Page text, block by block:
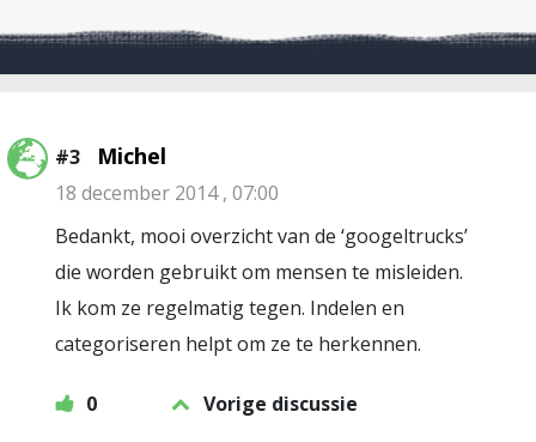
#3 Michel
18 december 2014 , 07:00
Bedankt, mooi overzicht van de ‘googeltrucks’
die worden gebruikt om mensen te misleiden.
Ik kom ze regelmatig tegen. Indelen en
categoriseren helpt om ze te herkennen.
0 Vorige discussie